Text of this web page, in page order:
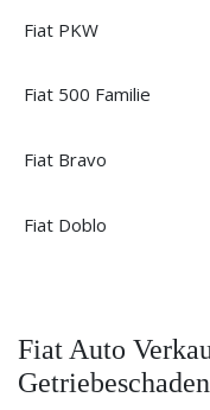
Fiat PKW
Fiat 500 Familie
Fiat Bravo
Fiat Doblo
Fiat Auto